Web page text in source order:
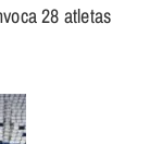
28 atletas